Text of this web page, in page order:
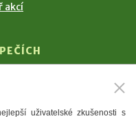
akcí
uživatelské zkušenosti s